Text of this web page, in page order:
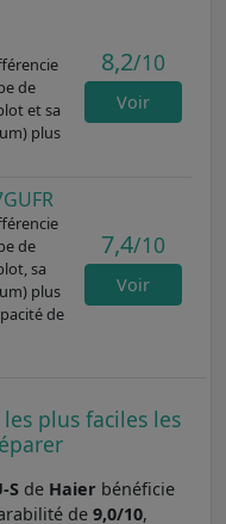
de
et sa
plus
8,2/10
Voir
de
sa
plus
de
7,4/10
Voir
plus faciles les
Sde Haier bénéficie
de 9,0/10,